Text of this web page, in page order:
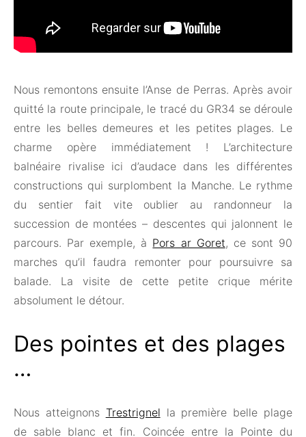
Nous remontons ensuite l’Anse de Perras. Après avoir
quitté la route principale, le tracé du GR34 se déroule
entre les belles demeures et les petites plages. Le
charme opère immédiatement ! L’architecture
balnéaire rivalise ici d’audace dans les différentes
constructions qui surplombent la Manche. Le rythme
du sentier fait vite oublier au randonneur la
succession de montées – descentes qui jalonnent le
parcours. Par exemple, à Pors ar Goret, ce sont 90
marches qu’il faudra remonter pour poursuivre sa
balade. La visite de cette petite crique mérite
absolument le détour.
Des pointes et des plages
…
Nous atteignons Trestrignel la première belle plage
de sable blanc et fin. Coincée entre la Pointe du